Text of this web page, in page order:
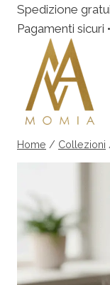
Salta
contenuto
Spedizione
Pagamenti sicuri
Home / Collezioni